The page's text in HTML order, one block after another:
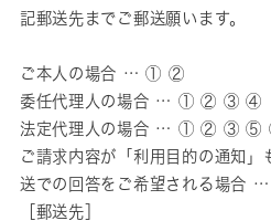
記郵送先までご郵送願います。
ご本人の場合 … ① ②
委任代理人の場合 … ① ② ③ ④
法定代理人の場合 … ① ② ③ ⑤
ご請求内容が「利用目的の通知」
送での回答をご希望される場合
［郵送先］